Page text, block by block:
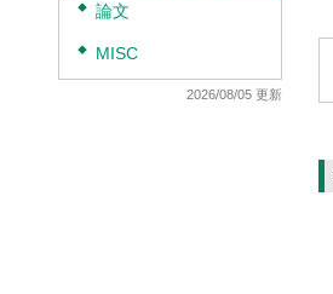
◆ 論文
◆ MISC
2026/08/05 更新